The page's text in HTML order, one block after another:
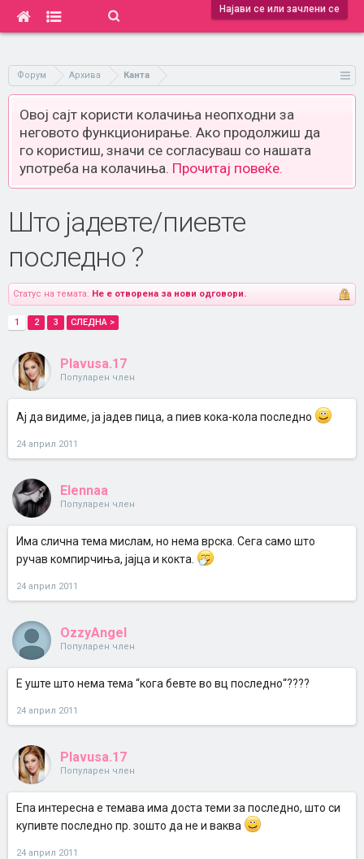
Најави се или зачлени се
Форум Архива Канта
Овој сајт користи колачиња неопходни за
неговото функционирање. Ако продолжиш да
го користиш, значи се согласуваш со нашата
употреба на колачиња. Прочитај повеќе.
Што јадевте/пиевте
последно ?
Статус на темата: Не е отворена за нови одговори.
1 2 3 СЛЕДНА >
Plavusa.17
Популарен член
Ај да видиме, ја јадев пица, а пиев кока-кола последно
24 април 2011
Elennaa
Популарен член
Има слична тема мислам, но нема врска. Сега само што
ручав компирчиња, јајца и кокта.
24 април 2011
OzzyAngel
Популарен член
Е уште што нема тема “кога бевте во вц последно“????
24 април 2011
Plavusa.17
Популарен член
Епа интересна е темава има доста теми за последно, што си
купивте последно пр. зошто да не и ваква
24 април 2011